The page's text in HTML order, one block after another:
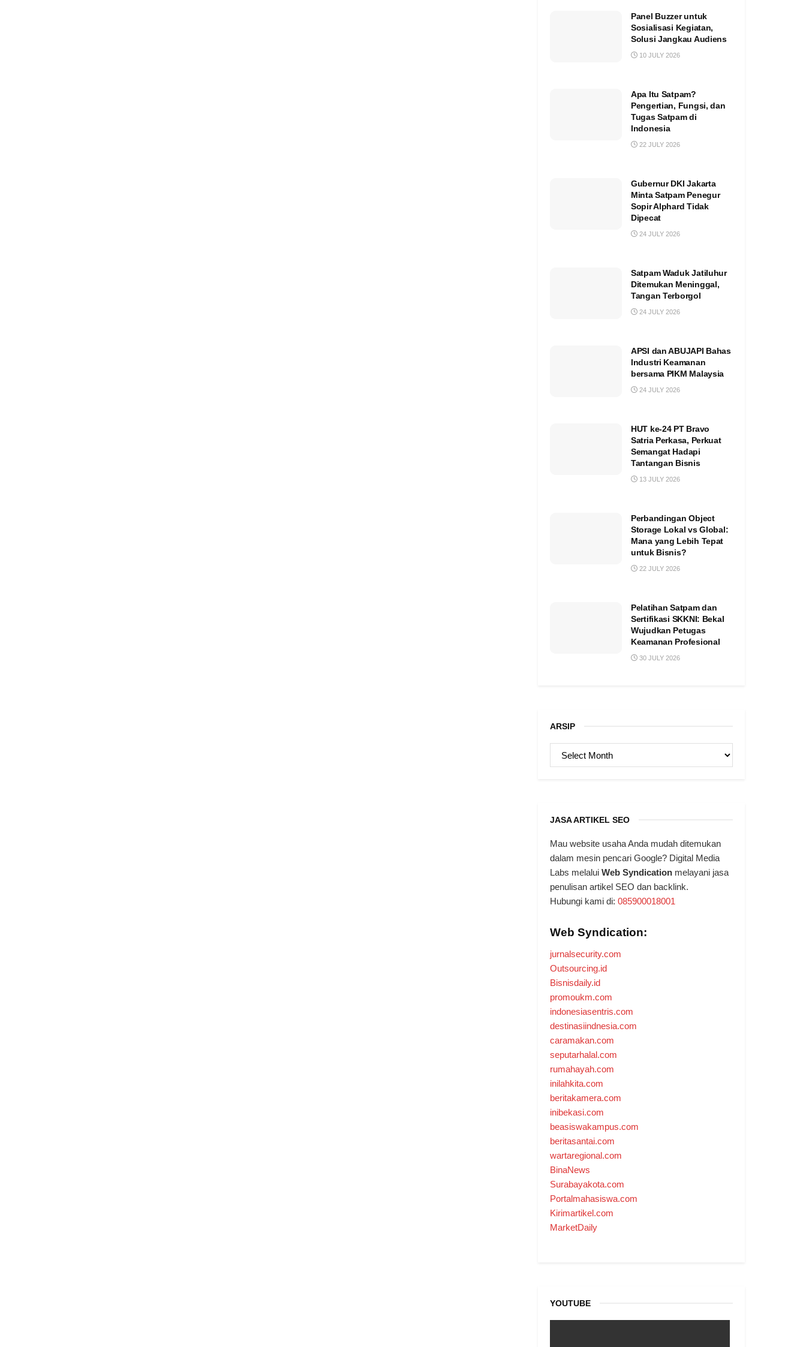
Panel Buzzer untuk
Sosialisasi Kegiatan,
Solusi Jangkau Audiens
10 JULY 2026
Apa Itu Satpam?
Pengertian, Fungsi, dan
Tugas Satpam di
Indonesia
22 JULY 2026
Gubernur DKI Jakarta
Minta Satpam Penegur
Sopir Alphard Tidak
Dipecat
24 JULY 2026
Satpam Waduk Jatiluhur
Ditemukan Meninggal,
Tangan Terborgol
24 JULY 2026
APSI dan ABUJAPI Bahas
Industri Keamanan
bersama PIKM Malaysia
24 JULY 2026
HUT ke-24 PT Bravo
Satria Perkasa, Perkuat
Semangat Hadapi
Tantangan Bisnis
13 JULY 2026
Perbandingan Object
Storage Lokal vs Global:
Mana yang Lebih Tepat
untuk Bisnis?
22 JULY 2026
Pelatihan Satpam dan
Sertifikasi SKKNI: Bekal
Wujudkan Petugas
Keamanan Profesional
30 JULY 2026
ARSIP
JASA ARTIKEL SEO
Mau website usaha Anda mudah ditemukan
dalam mesin pencari Google? Digital Media
Labs melalui Web Syndication melayani jasa
penulisan artikel SEO dan backlink.
Hubungi kami di: 085900018001
Web Syndication:
jurnalsecurity.com
Outsourcing.id
Bisnisdaily.id
promoukm.com
indonesiasentris.com
destinasiindnesia.com
caramakan.com
seputarhalal.com
rumahayah.com
inilahkita.com
beritakamera.com
inibekasi.com
beasiswakampus.com
beritasantai.com
wartaregional.com
BinaNews
Surabayakota.com
Portalmahasiswa.com
Kirimartikel.com
MarketDaily
YOUTUBE